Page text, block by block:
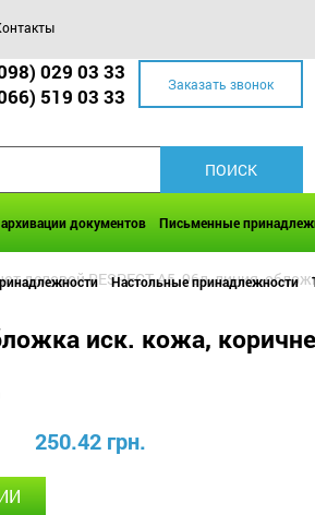
029 03 33
519 03 33 Заказать звонок
документов Письменные
Настольные принадлежности
деловой RESPECT А5, 96л, линия,
иск. кожа,
250.42 грн.